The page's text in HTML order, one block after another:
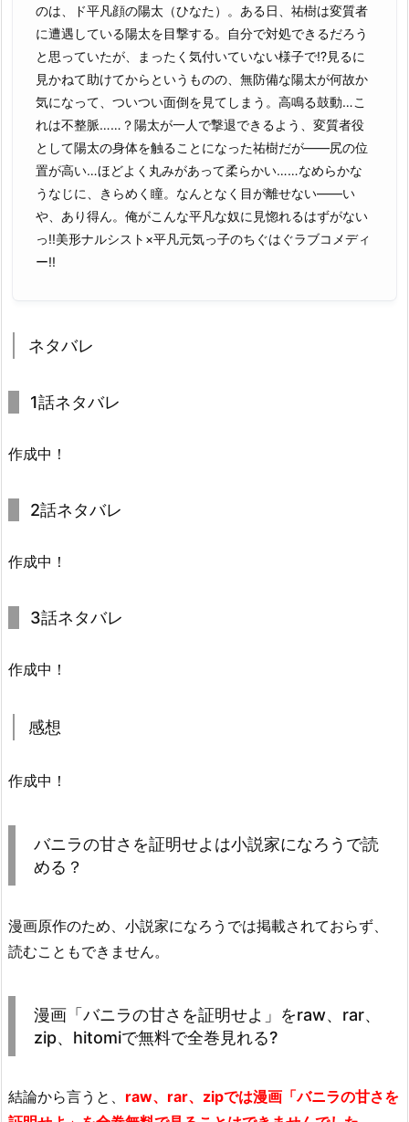
のは、ド平凡顔の陽太（ひなた）。ある日、祐樹は変質者
に遭遇している陽太を目撃する。自分で対処できるだろう
と思っていたが、まったく気付いていない様子で!?見るに
見かねて助けてからというものの、無防備な陽太が何故か
気になって、ついつい面倒を見てしまう。高鳴る鼓動…こ
れは不整脈……？陽太が一人で撃退できるよう、変質者役
として陽太の身体を触ることになった祐樹だが――尻の位
置が高い…ほどよく丸みがあって柔らかい……なめらかな
うなじに、きらめく瞳。なんとなく目が離せない――い
や、あり得ん。俺がこんな平凡な奴に見惚れるはずがない
っ!!美形ナルシスト×平凡元気っ子のちぐはぐラブコメディ
ー!!
ネタバレ
1話ネタバレ
作成中！
2話ネタバレ
作成中！
3話ネタバレ
作成中！
感想
作成中！
バニラの甘さを証明せよは小説家になろうで読
める？
漫画原作のため、小説家になろうでは掲載されておらず、
読むこともできません。
漫画「バニラの甘さを証明せよ」をraw、rar、
zip、hitomiで無料で全巻見れる?
結論から言うと、 raw、rar、zipでは漫画「バニラの甘さを